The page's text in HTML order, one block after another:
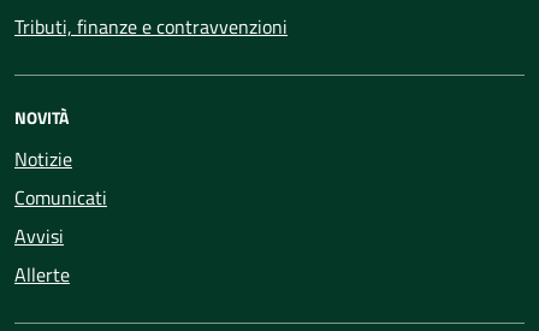
Tributi, finanze e contravvenzioni
NOVITÀ
Notizie
Comunicati
Avvisi
Allerte